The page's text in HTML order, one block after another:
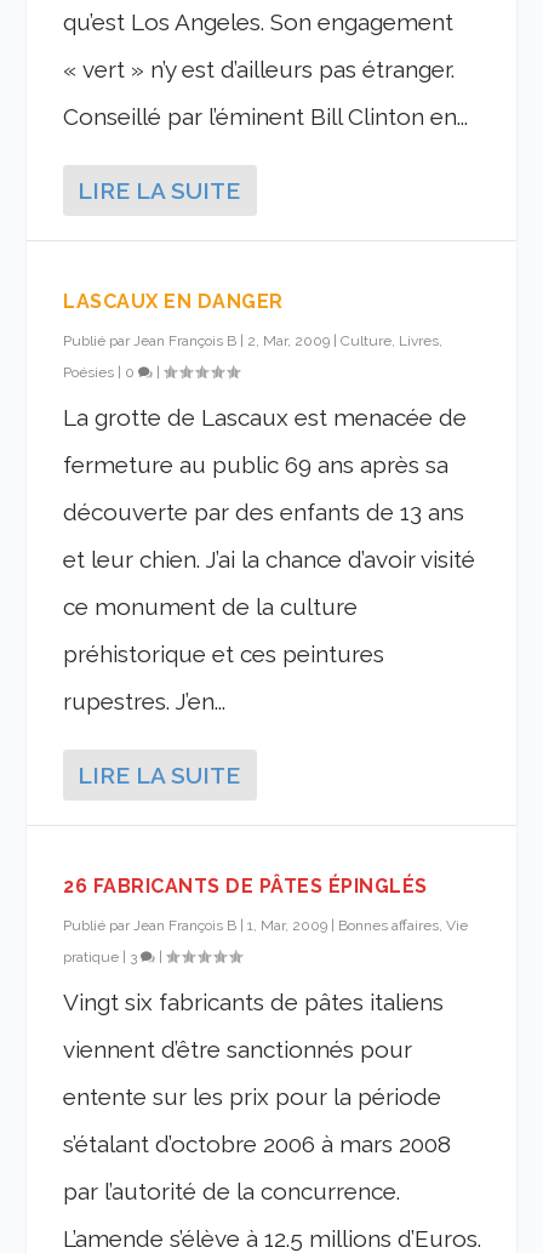
qu’est Los Angeles. Son engagement
« vert » n’y est d’ailleurs pas étranger.
Conseillé par l’éminent Bill Clinton en...
LIRE LA SUITE
LASCAUX EN DANGER
Publié par Jean François B | 2, Mar, 2009 |Culture, Livres,
Poésies | 0 |
La grotte de Lascaux est menacée de
fermeture au public 69 ans après sa
découverte par des enfants de 13 ans
et leur chien. J’ai la chance d’avoir visité
ce monument de la culture
préhistorique et ces peintures
rupestres. J’en...
LIRE LA SUITE
26 FABRICANTS DE PÂTES ÉPINGLÉS
Publié par Jean François B |1, Mar, 2009 | Bonnes affaires, Vie
pratique | 3 |
Vingt six fabricants de pâtes italiens
viennent d’être sanctionnés pour
entente sur les prix pour la période
s’étalant d’octobre 2006 à mars 2008
par l’autorité de la concurrence.
L’amende s’élève à 12.5 millions d’Euros.